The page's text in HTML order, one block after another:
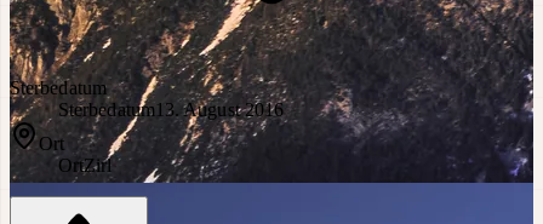
Sterbedatum
Sterbedatum13. August 2016
Ort
OrtZirl